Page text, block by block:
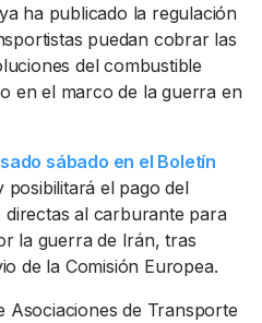
ha publicado la regulación
puedan cobrar las
del combustible
en el marco de la guerra en
sábado en el Boletín
posibilitará el pago del
directas al carburante para
la guerra de Irán, tras
de la Comisión Europea.
Asociaciones de Transporte